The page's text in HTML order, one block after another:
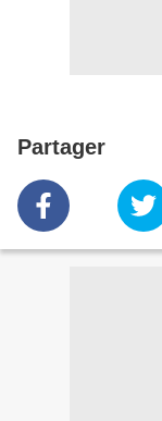
Partager